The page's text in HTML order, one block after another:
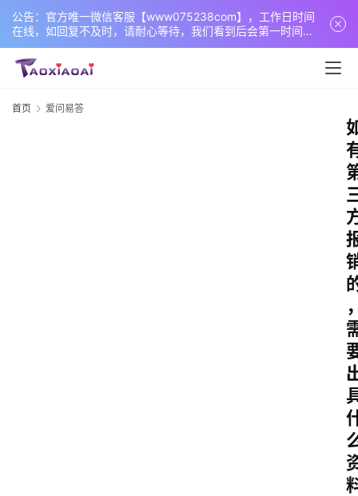
公告：官方唯一微信客服【www075238com】，工作日时间
在线，如回复不及时，请耐心等待，我们看到后会第一时间回
复您！
首页 爱问易答